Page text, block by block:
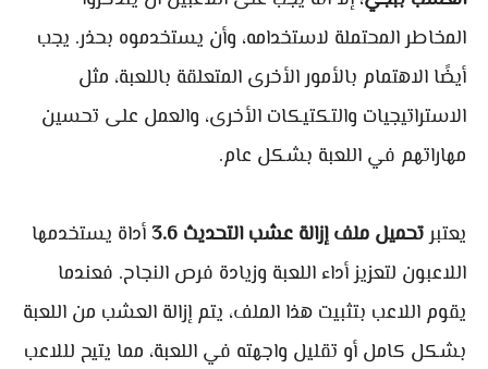
المخاطر المحتملة لاستخدامه، وأن يستخدموه بحذر. يجب
أيضًا الاهتمام بالأمور الأخرى المتعلقة باللعبة، مثل
الاستراتيجيات والتكتيكات الأخرى، والعمل على تحسين
مهاراتهم في اللعبة بشكل عام.
يعتبرتحميل ملف إزالة عشب التحديث 3.6
أداة يستخدمها
اللاعبون لتعزيز أداء اللعبة وزيادة فرص النجاح. فعندما
يقوم اللاعب بتثبيت هذا الملف، يتم إزالة العشب من اللعبة
بشكل كامل أو تقليل واجهته في اللعبة، مما يتيح لللاعب